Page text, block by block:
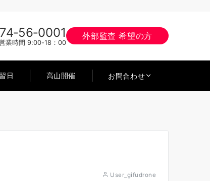
業時間 9:00-18：00
外部監査 希望の方
日 高山開催 お問合わせ
User_gifudrone